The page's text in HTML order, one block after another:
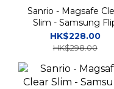
Sanrio - Magsafe
Slim - Samsung
Case 貼身透明磁吸充
手機保護硬殼 TY
HK$228.00
HK$298.00